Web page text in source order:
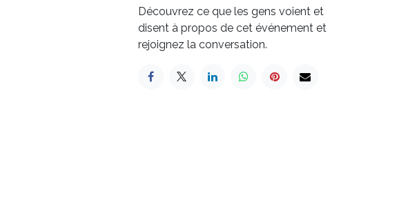
Découvrez ce que les gens voient et
disent à propos de cet événement et
rejoignez la conversation.